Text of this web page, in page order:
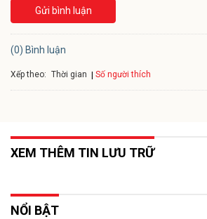
Gửi bình luận
(0) Bình luận
Xếp theo: Thời gian Số người thích
XEM THÊM TIN LƯU TRỮ
NỔI BẬT